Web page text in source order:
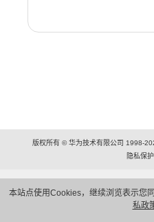
本站点使用Cookies，继续浏览表示您
私政
版权所有 © 华为技术有限公司 1998-
隐私保护